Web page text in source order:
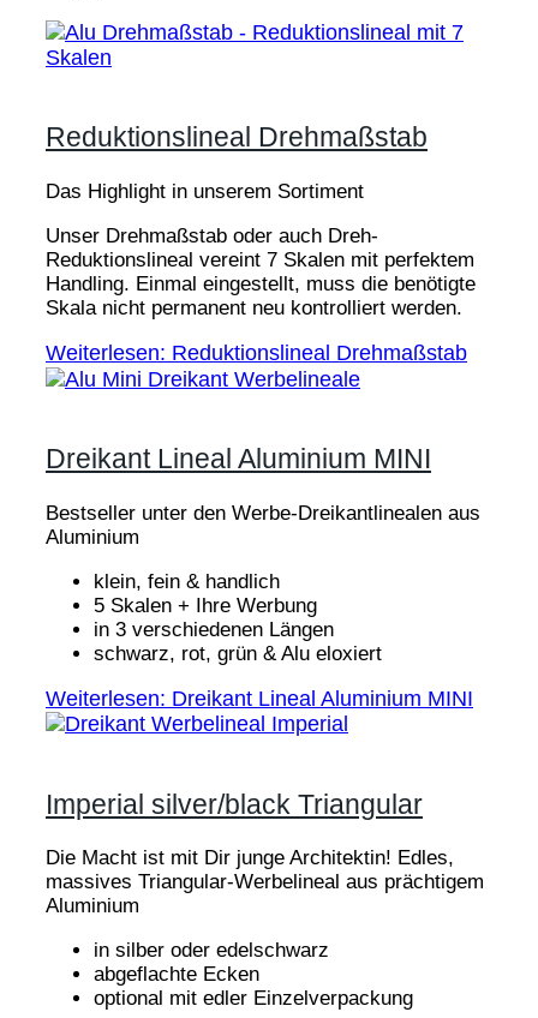
Reduktionslineal Drehmaßstab
Das Highlight in unserem Sortiment
Unser Drehmaßstab oder auch Dreh-
Reduktionslineal vereint 7 Skalen mit perfektem
Handling. Einmal eingestellt, muss die benötigte
Skala nicht permanent neu kontrolliert werden.
Weiterlesen: Reduktionslineal Drehmaßstab
Dreikant Lineal Aluminium MINI
Bestseller unter den Werbe-Dreikantlinealen aus
Aluminium
klein, fein & handlich
5 Skalen + Ihre Werbung
in 3 verschiedenen Längen
schwarz, rot, grün & Alu eloxiert
Weiterlesen: Dreikant Lineal Aluminium MINI
Imperial silver/black Triangular
Die Macht ist mit Dir junge Architektin! Edles,
massives Triangular-Werbelineal aus prächtigem
Aluminium
in silber oder edelschwarz
abgeflachte Ecken
optional mit edler Einzelverpackung